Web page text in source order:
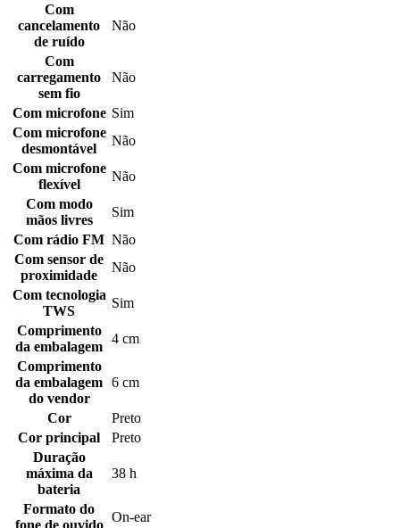
Com
cancelamento
de ruído
Não
Com
carregamento
sem fio
Não
Com microfone Sim
Com microfone
desmontável
Não
Com microfone
flexível
Não
Com modo
mãos livres
Sim
Com rádio FM Não
Com sensor de
proximidade
Não
Com tecnologia
TWS
Sim
Comprimento
da embalagem
4 cm
Comprimento
da embalagem
do vendor
6 cm
Cor
Preto
Cor principal
Preto
Duração
máxima da
bateria
38 h
Formato do
fone de ouvido
On-ear